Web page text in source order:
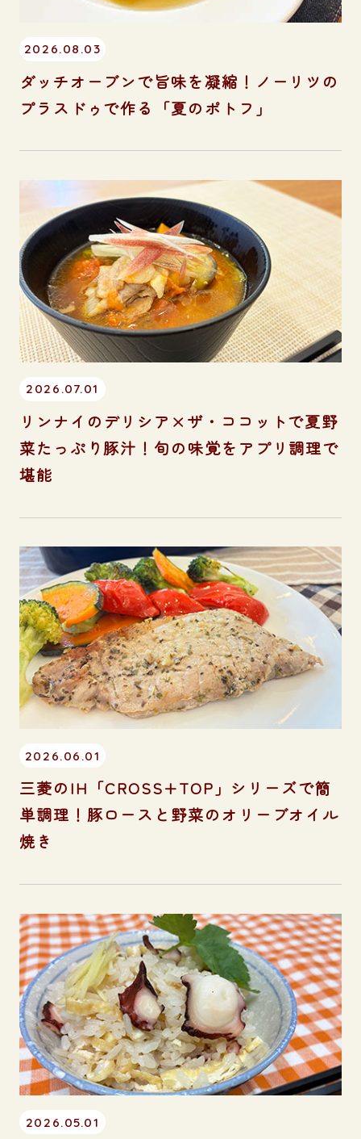
2026.08.03
ダッチオーブンで旨味を凝縮！ノーリツの
プラスドゥで作る「夏のポトフ」
2026.07.01
リンナイのデリシア×ザ・ココットで夏野
菜たっぷり豚汁！旬の味覚をアプリ調理で
堪能
2026.06.01
三菱のIH「CROSS+TOP」シリーズで簡
単調理！豚ロースと野菜のオリーブオイル
焼き
2026.05.01